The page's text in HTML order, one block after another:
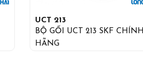
UCT 213
BỘ GỐI UCT 213 SKF CHÍNH
HÃNG